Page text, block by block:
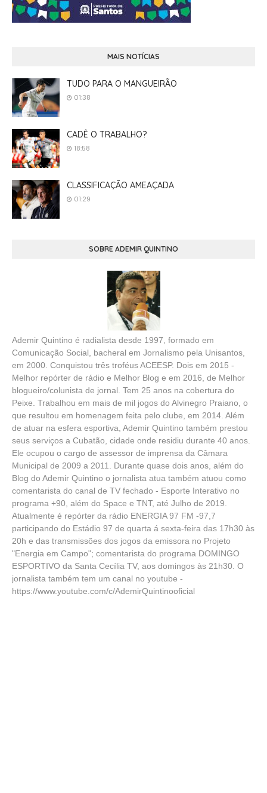
MAIS NOTÍCIAS
TUDO PARA O MANGUEIRÃO
01:38
CADÊ O TRABALHO?
18:58
CLASSIFICAÇÃO AMEAÇADA
01:29
SOBRE ADEMIR QUINTINO
Ademir Quintino é radialista desde 1997, formado em
Comunicação Social, bacheral em Jornalismo pela Unisantos,
em 2000. Conquistou três troféus ACEESP. Dois em 2015 -
Melhor repórter de rádio e Melhor Blog e em 2016, de Melhor
blogueiro/colunista de jornal. Tem 25 anos na cobertura do
Peixe. Trabalhou em mais de mil jogos do Alvinegro Praiano, o
que resultou em homenagem feita pelo clube, em 2014. Além
de atuar na esfera esportiva, Ademir Quintino também prestou
seus serviços a Cubatão, cidade onde residiu durante 40 anos.
Ele ocupou o cargo de assessor de imprensa da Câmara
Municipal de 2009 a 2011. Durante quase dois anos, além do
Blog do Ademir Quintino o jornalista atua também atuou como
comentarista do canal de TV fechado - Esporte Interativo no
programa +90, além do Space e TNT, até Julho de 2019.
Atualmente é repórter da rádio ENERGIA 97 FM -97,7
participando do Estádio 97 de quarta á sexta-feira das 17h30 às
20h e das transmissões dos jogos da emissora no Projeto
"Energia em Campo"; comentarista do programa DOMINGO
ESPORTIVO da Santa Cecília TV, aos domingos às 21h30. O
jornalista também tem um canal no youtube -
https://www.youtube.com/c/AdemirQuintinooficial